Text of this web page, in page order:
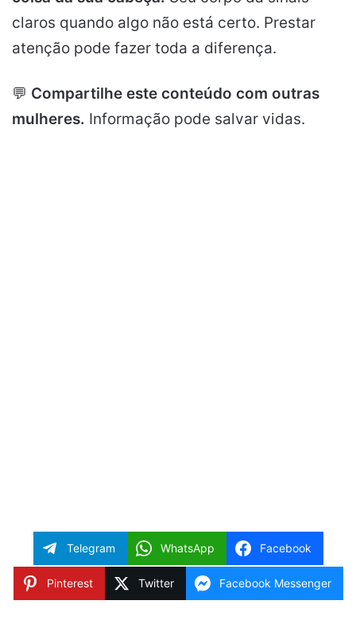
claros quando algo não está certo. Prestar
atenção pode fazer toda a diferença.
💬 Compartilhe este conteúdo com outras
mulheres. Informação pode salvar vidas.
Telegram WhatsApp Facebook
Pinterest Twitter Facebook Messenger